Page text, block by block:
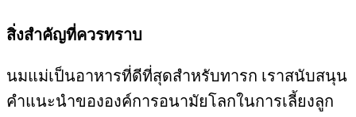
สิ่งสำคัญที่ควรทราบ
นมแม่เป็นอาหารที่ดีที่สุดสำหรับทารก เราสนับสนุน
คำแนะนำขององค์การอนามัยโลกในการเลี้ยงลูก